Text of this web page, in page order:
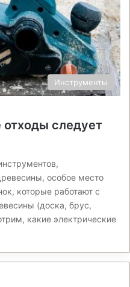
Инструменты
отходы следует
особое место
которые работают с
(доска, брус,
какие электрические